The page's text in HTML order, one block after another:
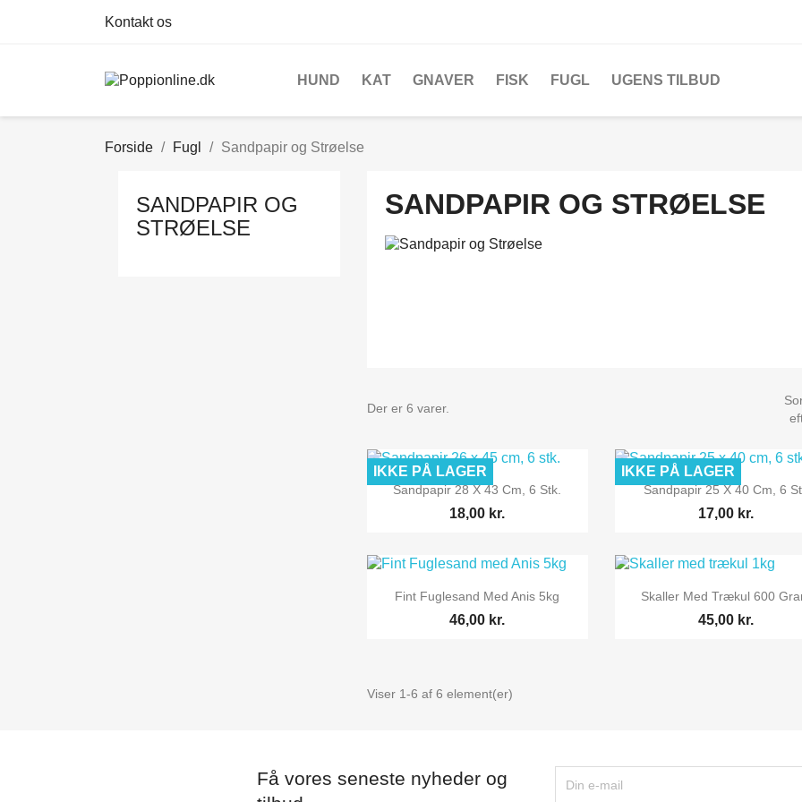
Kontakt os
HUND KAT GNAVER FISK FUGL UGENS TILBUD
Forside Fugl Sandpapir og Strøelse
SANDPAPIR OG
STRØELSE
SANDPAPIR OG STRØELSE
Der er 6 varer.
 Vis her
Sandpapir 28 X 43 Cm, 6 Stk.
18,00 kr.
IKKE PÅ LAGER
 Vis her
Sandpapir 25 X 40 Cm, 6
17,00 kr.
IKKE PÅ LAGER
 Vis her
Fint Fuglesand Med Anis 5kg
46,00 kr.
 Vis her
Skaller Med Trækul 600
45,00 kr.
Viser 1-6 af 6 element(er)
Få vores seneste nyheder og